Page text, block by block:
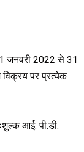
जनवरी 2022 से 31
विक्रय पर प्रत्येक
आई. पी.डी.